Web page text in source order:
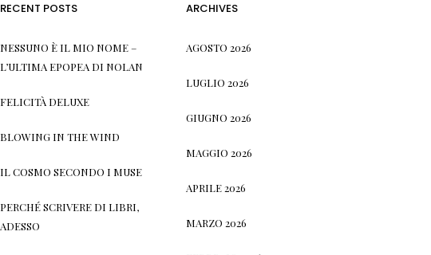
RECENT POSTS
NESSUNO È IL MIO NOME –
L’ULTIMA EPOPEA DI NOLAN
FELICITÀ DELUXE
BLOWING IN THE WIND
IL COSMO SECONDO I MUSE
PERCHÉ SCRIVERE DI LIBRI,
ADESSO
ARCHIVES
AGOSTO 2026
LUGLIO 2026
GIUGNO 2026
MAGGIO 2026
APRILE 2026
MARZO 2026